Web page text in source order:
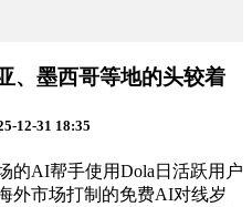
、墨西哥等地的头较着
12-31 18:35
AI帮手使用Dola日活跃用户
外市场打制的免费AI对线岁